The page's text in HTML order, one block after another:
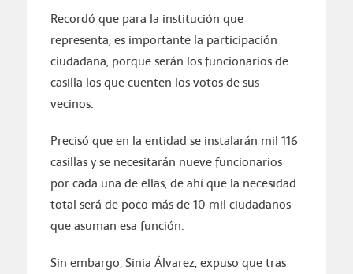
Recordó que para la institución que
representa, es importante la participación
ciudadana, porque serán los funcionarios de
casilla los que cuenten los votos de sus
vecinos.
Precisó que en la entidad se instalarán mil 116
casillas y se necesitarán nueve funcionarios
por cada una de ellas, de ahí que la necesidad
total será de poco más de 10 mil ciudadanos
que asuman esa función.
Sin embargo, Sinia Álvarez, expuso que tras